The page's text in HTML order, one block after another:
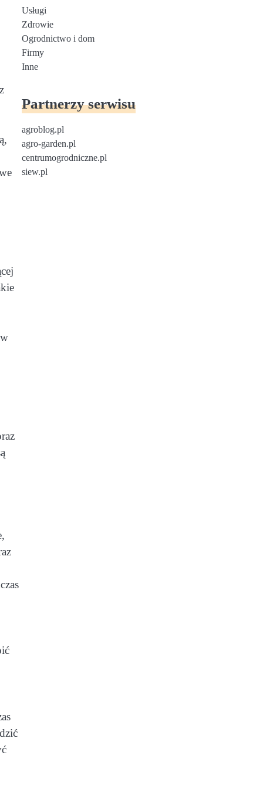
Usługi
Zdrowie
Ogrodnictwo i dom
Firmy
Inne
Partnerzy serwisu
agroblog.pl
agro-garden.pl
centrumogrodniczne.pl
siew.pl